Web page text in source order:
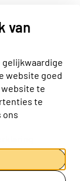
van
gelijkwaardige
website goed
te
te
ons